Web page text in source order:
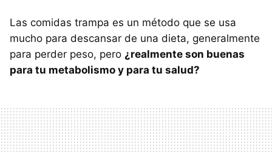
Las comidas trampa es un método que se usa
mucho para descansar de una dieta, generalmente
para perder peso, pero ¿realmente son buenas
para tu metabolismo y para tu salud?